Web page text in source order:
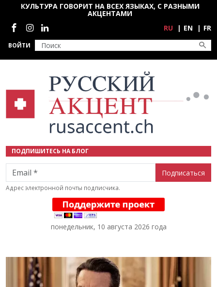
Перейти к основному содержанию
ВОЙТИ
КУЛЬТУРА ГОВОРИТ НА ВСЕХ ЯЗЫКАХ, С РАЗНЫМИ
АКЦЕНТАМИ
Социальные сети
RU EN FR
ПОДПИШИТЕСЬ НА БЛОГ
Email
Адрес электронной почты подписчика.
понедельник, 10 августа 2026 года